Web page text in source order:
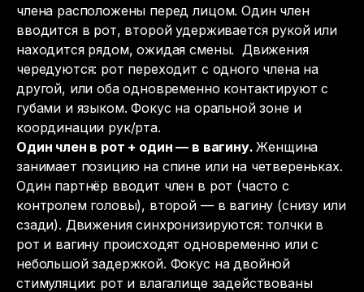
члена расположены перед лицом. Один член
вводится в рот, второй удерживается рукой или
находится рядом, ожидая смены. Движения
чередуются: рот переходит с одного члена на
другой, или оба одновременно контактируют с
губами и языком. Фокус на оральной зоне и
координации рук/рта.
Один член в рот + один — в вагину.Женщина
занимает позицию на спине или на четвереньках.
Один партнёр вводит член в рот (часто с
контролем головы), второй — в вагину (снизу или
сзади). Движения синхронизируются: толчки в
рот и вагину происходят одновременно или с
небольшой задержкой. Фокус на двойной
стимуляции: рот и влагалище задействованы